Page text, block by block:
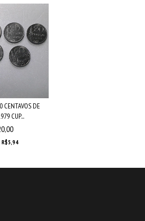
CENTAVOS DE
CUP...
R$5,94